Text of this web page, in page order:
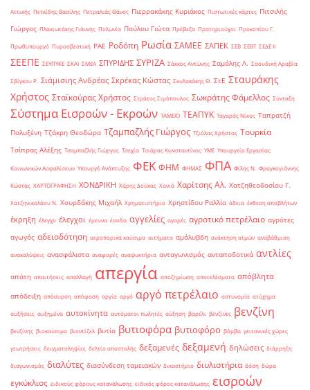
Αττικής Πετκίδης Βασίλης Πετραλιάς Θάνος Πιερρακάκης Κυριάκος Πιστωτικές κάρτες Πιτσιλής
Γιώργος Πλακιωτάκης Γιάννης Πολωνία Πούλου Γιώτα Πρέβεζα Πρατηριούχοι Προκοπίου Γ.
Πρωθυπουργό Πυροσβεστική ΡΑΕ Ροδόπη Ρωσία ΣΑΜΕΕ ΣΑΠΕΚ ΣΕΒ ΣΕΒΤ ΣΕΔΕ ΙΙ
ΣΕΕΠΕ ΣΕΥΠΥΚΕ ΣΚΑΙ ΣΜΕΑ ΣΠΥΡΙΔΗΣ ΣΥΡΙΖΑ Σάκκος Αντώνης Σαμόλης Λ. Σαουδική Αραβία
Σβίγκου Ρ. Σιάμισιης Ανδρέας Σκρέκας Κώστας Σκυλακάκης Θ. ΣτΕ Σταυράκης
Χρήστος Σταϊκούρας Χρήστος Στράτος Σιμόπουλος Σωκράτης Φάμελλος Σύνταξη
Σύστημα Εισροών - Εκροών ΤΑΜΕΙΟ ΤΕΑΠΥΚ Ταγαράς Νίκος Ταπρατζή
Πολυξένη Τζάκρη Θεοδώρα Τζαμπαζλής Γιώργος Τζιόλας Χρήστος Τουρκία
Τσίπρας Αλέξης Τσαμπαζλής Γιώργος Τσεχία Τσιάρας Κωνσταντίνος ΥΜΕ Υπουργείο Εργασίας
Κοινωνικών Ασφαλίσεων Υπουργό Ανάπτυξης ΦΕΚ ΦΗΜ ΦΗΜΑΣ ΦΠΑ Φίλης Ν. Φραγκογιάννης
Κώστας ΧΑΡΤΟΓΡΑΦΗΣΗ ΧΟΝΔΡΙΚΗ Χάρης Δούκας Χανιά Χαρίτσης Αλ. Χατζηθεοδοσίου Γ.
Χατζηνικολάου Ν. Χουρδάκης Μιχαήλ Χρηματιστήριο Χρηστίδου Ραλλία άδεια έκθεση αποβλήτων
έκρηξη έλεγχο έλεγχοι έρευνα έσοδα αγγελίες αγορές αγροτικό πετρέλαιο αγρότες
αγωγός αδειοδότηση αεροπορικά καύσιμα αιτήματα αμόλυβδη ανάκτηση ατμών αναβάθμιση
ανακαλύψεις ανασφάλιστα αναφορές αναψυκτήρια ανταγωνισμός ανταποδοτικά αντλίες
απάτη απαιτήσεις απαλλαγή απεργία αποζημίωση αποτελέσματα απόβλητα
απόδειξη απόσυρση απόφαση αργία αργό αργό πετρέλαιο αστυνομία ατύχημα
αυξήσεις αυξημένα αυτοκίνητα αυτόματοι πωλητές αύξηση βαρέλι βενζίνες βενζίνη
βενζίνης βιοκαύσιμα βιοντίζελ βυτίο βυτιοφόρα βυτιοφόρο βόμβα γειτονικές χώρες
γεωτρήσεις δειγματοληψίες δελτίο αποστολής δεξαμενές δεξαμενή δηλώσεις διάρρηξη
διαγωνισμός διαλύτες διασύνδεση ταμειακών δικαστήριο διυλιστήρια δόση δώρα
εγκύκλιος ειδικούς φόρους κατανάλωσης ειδικός φόρος κατανάλωσης εισροών